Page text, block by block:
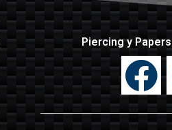
Piercing y